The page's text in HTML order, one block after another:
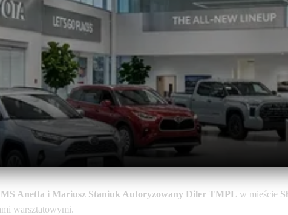
Anetta i Mariusz Staniuk Autoryzowany Diler TMPL w mieście
warsztatowymi.